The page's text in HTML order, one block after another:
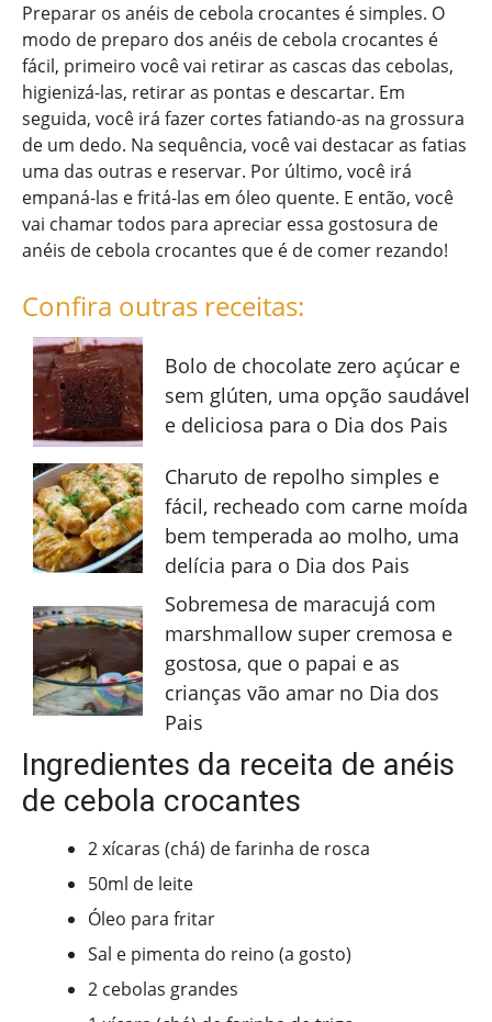
Preparar os anéis de cebola crocantes é simples. O
modo de preparo dos anéis de cebola crocantes é
fácil, primeiro você vai retirar as cascas das cebolas,
higienizá-las, retirar as pontas e descartar. Em
seguida, você irá fazer cortes fatiando-as na grossura
de um dedo. Na sequência, você vai destacar as fatias
uma das outras e reservar. Por último, você irá
empaná-las e fritá-las em óleo quente. E então, você
vai chamar todos para apreciar essa gostosura de
anéis de cebola crocantes que é de comer rezando!
Confira outras receitas:
Bolo de chocolate zero açúcar e
sem glúten, uma opção saudável
e deliciosa para o Dia dos Pais
Charuto de repolho simples e
fácil, recheado com carne moída
bem temperada ao molho, uma
delícia para o Dia dos Pais
Sobremesa de maracujá com
marshmallow super cremosa e
gostosa, que o papai e as
crianças vão amar no Dia dos
Pais
Ingredientes da receita de anéis
de cebola crocantes
2 xícaras (chá) de farinha de rosca
50ml de leite
Óleo para fritar
Sal e pimenta do reino (a gosto)
2 cebolas grandes